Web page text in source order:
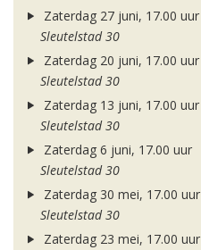
Zaterdag 27 juni, 17.00 uur
Sleutelstad 30
Zaterdag 20 juni, 17.00 uur
Sleutelstad 30
Zaterdag 13 juni, 17.00 uur
Sleutelstad 30
Zaterdag 6 juni, 17.00 uur
Sleutelstad 30
Zaterdag 30 mei, 17.00 uur
Sleutelstad 30
Zaterdag 23 mei, 17.00 uur